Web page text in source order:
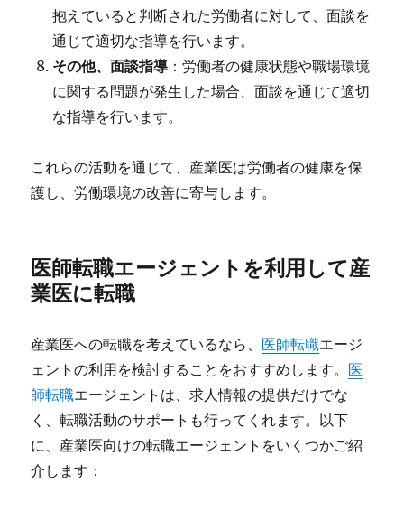
抱えていると判断された労働者に対して、面談を
通じて適切な指導を行います。
その他、面談指導 ：労働者の健康状態や職場環境
に関する問題が発生した場合、面談を通じて適切
な指導を行います。
これらの活動を通じて、産業医は労働者の健康を保
護し、労働環境の改善に寄与します。
医師転職エージェントを利用して産
業医に転職
産業医への転職を考えているなら、 医師転職エージ
ェントの利用を検討することをおすすめします。 医
師転職エージェントは、求人情報の提供だけでな
く、転職活動のサポートも行ってくれます。以下
に、産業医向けの転職エージェントをいくつかご紹
介します：